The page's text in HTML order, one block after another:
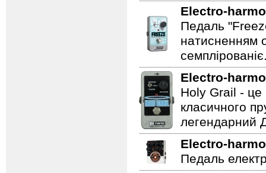
Electro-
Педаль
натисненням
Electro-
Holy Grail - це
класичного
легендарний
Electro-
Педаль